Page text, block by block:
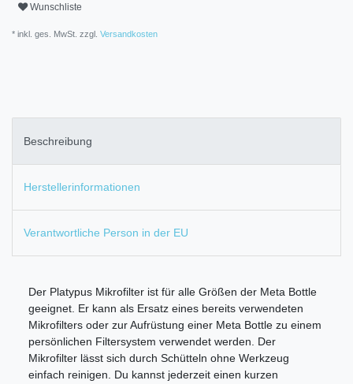
Wunschliste
* inkl. ges. MwSt. zzgl. Versandkosten
Beschreibung
Herstellerinformationen
Verantwortliche Person in der EU
Der Platypus Mikrofilter ist für alle Größen der Meta Bottle
geeignet. Er kann als Ersatz eines bereits verwendeten
Mikrofilters oder zur Aufrüstung einer Meta Bottle zu einem
persönlichen Filtersystem verwendet werden. Der
Mikrofilter lässt sich durch Schütteln ohne Werkzeug
einfach reinigen. Du kannst jederzeit einen kurzen